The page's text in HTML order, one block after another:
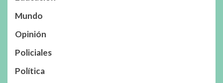
Mundo
Opinión
Policiales
Política